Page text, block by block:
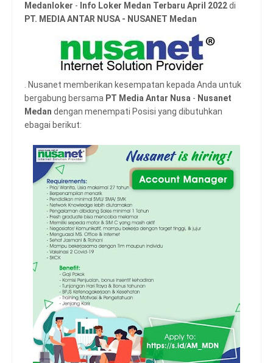
Medanloker - Info Loker Medan Terbaru April 2022di
PT. MEDIA ANTAR NUSA - NUSANET Medan
. Nusanet memberikan kesempatan kepada Anda untuk
bergabung bersama PT Media Antar Nusa - Nusanet
Medan dengan menempati Posisi yang dibutuhkan
ebagai berikut: